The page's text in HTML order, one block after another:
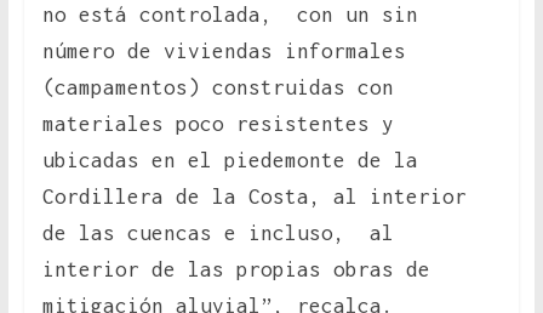
no está controlada, con un sin
número de viviendas informales
(campamentos) construidas con
materiales poco resistentes y
ubicadas en el piedemonte de la
Cordillera de la Costa, al interior
de las cuencas e incluso, al
interior de las propias obras de
mitigación aluvial”, recalca.